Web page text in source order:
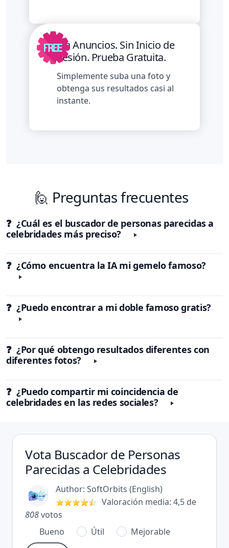
Sin Anuncios. Sin Inicio de
Sesión. Prueba Gratuita.
Simplemente suba una foto y
obtenga sus resultados casi al
instante.
🙋 Preguntas frecuentes
❓ ¿Cuál es el buscador de personas parecidas a
celebridades más preciso?
❓ ¿Cómo encuentra la IA mi gemelo famoso?
❓ ¿Puedo encontrar a mi doble famoso gratis?
❓ ¿Por qué obtengo resultados diferentes con
diferentes fotos?
❓ ¿Puedo compartir mi coincidencia de
celebridades en las redes sociales?
Vota Buscador de Personas
Parecidas a Celebridades
Author: SoftOrbits (English)
Valoración media: 4,5 de
808votos
Bueno
Útil Mejorable